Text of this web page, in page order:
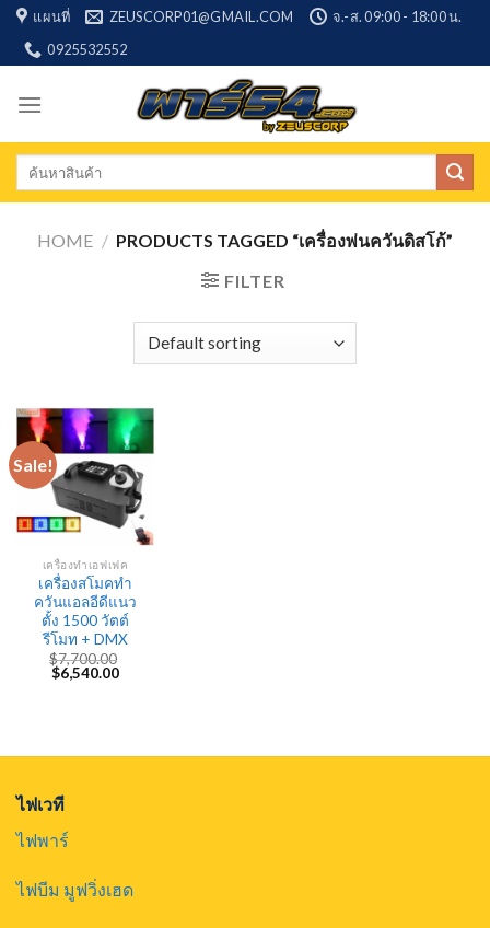
Skip
content
แผนที่ ZEUSCORP01@GMAIL.COM
จ.-ส. 09:00 - 18:00 น.
0925532552
Search
HOME / PRODUCTS TAGGED “เครื่องพ่นควันดิสโก้”
FILTER
Sale!
เครื่องทำเอฟเฟค
เครื่องสโมคทำ
ควันแอลอีดีแนว
ตั้ง 1500 วัตต์
รีโมท + DMX
$7,700.00
Original
price
$6,540.00Current
ไฟเวที
ไฟพาร์
ไฟบีม มูฟวิ่งเฮด